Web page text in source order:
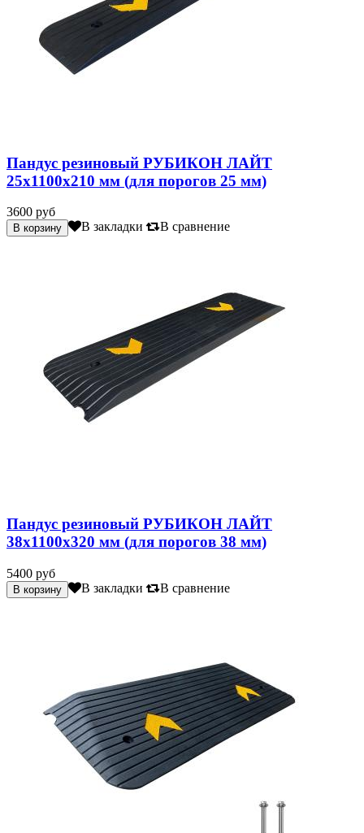
Пандус резиновый РУБИКОН ЛАЙТ
25х1100х210 мм (для порогов 25 мм)
3600 руб
В закладки В сравнение
Пандус резиновый РУБИКОН ЛАЙТ
38х1100х320 мм (для порогов 38 мм)
5400 руб
В закладки В сравнение